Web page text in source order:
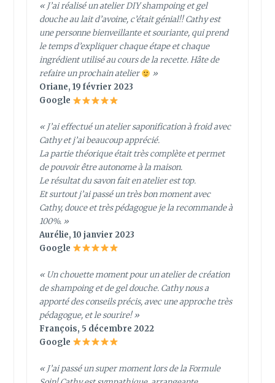
« J’ai réalisé un atelier DIY shampoing et gel
douche au lait d’avoine, c’était génial!! Cathy est
une personne bienveillante et souriante, qui prend
le temps d’expliquer chaque étape et chaque
ingrédient utilisé au cours de la recette. Hâte de
refaire un prochain atelier
»
Oriane, 19 février 2023
Google
« J’ai effectué un atelier saponification à froid avec
Cathy et j’ai beaucoup apprécié.
La partie théorique était très complète et permet
de pouvoir être autonome à la maison.
Le résultat du savon fait en atelier est top.
Et surtout j’ai passé un très bon moment avec
Cathy, douce et très pédagogue je la recommande à
100%. »
Aurélie, 10 janvier 2023
Google
« Un chouette moment pour un atelier de création
de shampoing et de gel douche. Cathy nous a
apporté des conseils précis, avec une approche très
pédagogue, et le sourire! »
François, 5 décembre 2022
Google
« J’ai passé un super moment lors de la Formule